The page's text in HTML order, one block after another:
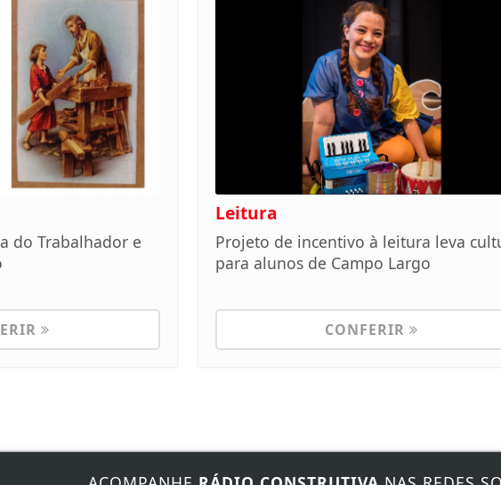
do Trabalhador e
Leitura
Projeto de incentivo à leitura leva
para alunos de Campo Largo
CONFERIR